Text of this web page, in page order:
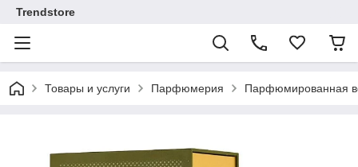
Trendstore
Товары и услуги Парфюмерия Парфюмированная